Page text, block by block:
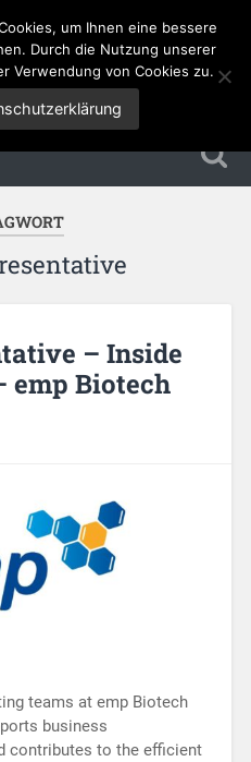
Jobs
– Inside
emp Biotech
teams at emp Biotech
business
contributes to the efficient
um Ihnen eine bessere
Durch die Nutzung unserer
Verwendung von Cookies zu.